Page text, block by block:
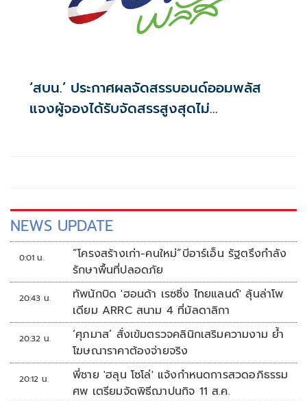
‘สบน.’ ประกาศผลจัดสรรบอนด์ออมพลัส
แจงผู้จองได้รับจัดสรรสูงสุดไม่
NEWS UPDATE
0:01 น.
“โครงสร้างเก่า-คนใหม่”บีอาร์เอ็น รัฐตรึงกำลัง
รักษาพื้นที่ปลอดภัย
20:43 น.
ทัพนักบิด 'ฮอนด้า เรซซิ่ง ไทยแลนด์' ลุ้นล่าโพ
เดียม ARRC สนาม 4 ที่มัลดาลิกา
20:32 น.
‘ศุภมาส’ สั่งเข้มตรวจคลินิกเสริมความงาม ย้ำ
โฆษณาราคาต้องจ่ายจริง
20:12 น.
พี่ชาย 'ฮลุน โซโล่' แจ้งกำหนดการสวดอภิธรรม
ศพ เตรียมจัดพิธีฌาปนกิจ 11 ส.ค.